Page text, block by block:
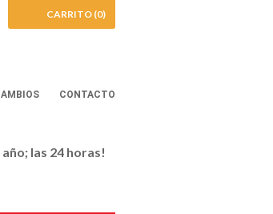
CARRITO (0)
CONTACTO
las 24 horas!